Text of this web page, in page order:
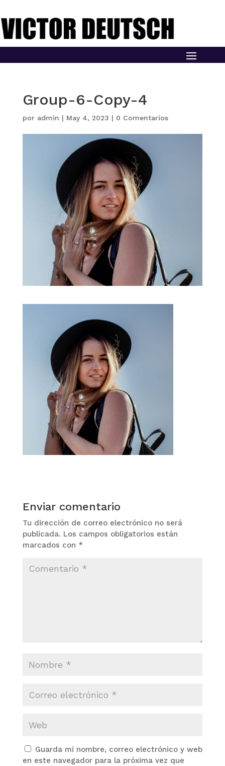
Group-6-Copy-4
por admin | May 4, 2023 | 0 Comentarios
Enviar comentario
Tu dirección de correo electrónico no será
publicada. Los campos obligatorios están
marcados con *
Guarda mi nombre, correo electrónico y web
en este navegador para la próxima vez que